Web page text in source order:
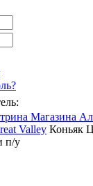
Магазина
Valley Коньяк
п/у